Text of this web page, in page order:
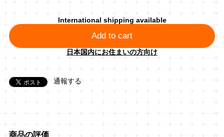
International shipping available
Add to cart
日本国内にお住まいの方向け
通報する
商品の評価